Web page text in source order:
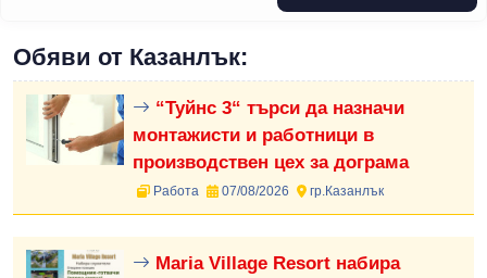
Обяви от Казанлък:
“Туйнс 3“ търси да назначи
монтажисти и работници в
производствен цех за дограма
Работа 07/08/2026 гр.Казанлък
Maria Village Resort набира